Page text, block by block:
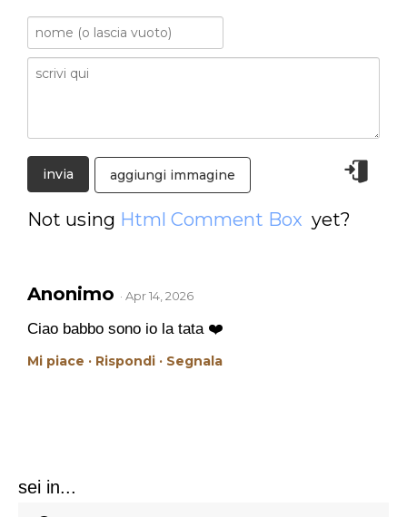
aggiungi immagine
Not using Html Comment Box yet?
Anonimo · Apr 14, 2026
Ciao babbo sono io la tata ❤️
Mi piace · Rispondi · Segnala
sei in...